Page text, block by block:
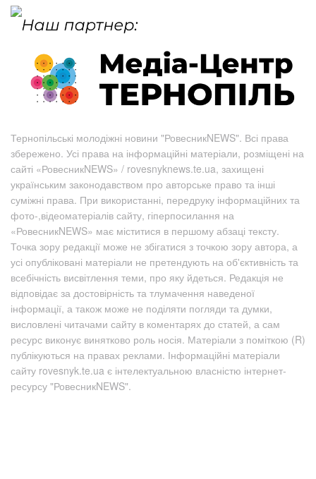
Тернопільські молодіжні новини "РовесникNEWS". Всі права
збережено. Усі права на інформаційні матеріали, розміщені на
сайті «РовесникNEWS» / rovesnyknews.te.ua, захищені
українським законодавством про авторське право та інші
суміжні права. При використанні, передруку інформаційних та
фото-,відеоматеріалів сайту, гіперпосилання на
«РовесникNEWS» має міститися в першому абзаці тексту.
Точка зору редакції може не збігатися з точкою зору автора, а
усі опубліковані матеріали не претендують на об'єктивність та
всебічність висвітлення теми, про яку йдеться. Редакція не
відповідає за достовірність та тлумачення наведеної
інформації, а також може не поділяти погляди та думки,
висловлені читачами сайту в коментарях до статей, а сам
ресурс виконує винятково роль носія. Матеріали з поміткою (R)
публікуються на правах реклами. Інформаційні матеріали
сайту rovesnyk.te.ua є інтелектуальною власністю інтернет-
ресурсу "РовесникNEWS".